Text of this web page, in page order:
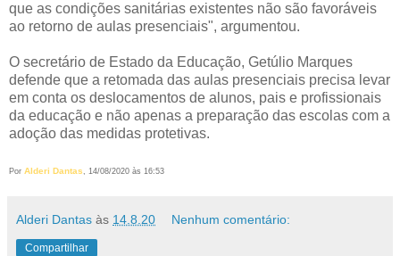
que as condições sanitárias existentes não são favoráveis
ao retorno de aulas presenciais", argumentou.
O secretário de Estado da Educação, Getúlio Marques
defende que a retomada das aulas presenciais precisa levar
em conta os deslocamentos de alunos, pais e profissionais
da educação e não apenas a preparação das escolas com a
adoção das medidas protetivas.
Por Alderi Dantas, 14/08/2020 às 16:53
Alderi Dantas às 14.8.20 Nenhum comentário:
Compartilhar